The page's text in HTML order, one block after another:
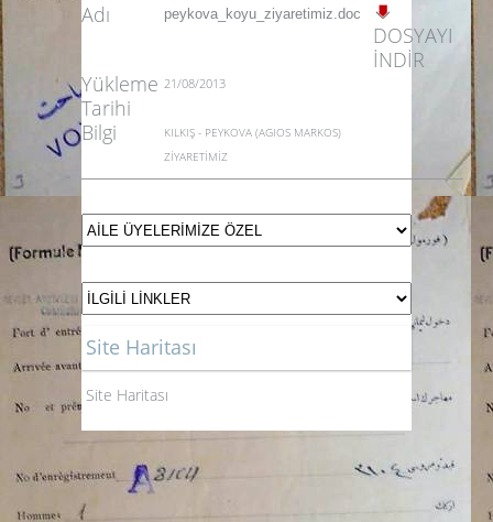
Adı peykova_koyu_ziyaretimiz.doc
DOSYAYI
İNDİR
Yükleme
Tarihi
21/08/2013
Bilgi
KILKIŞ - PEYKOVA (AGIOS MARKOS)
ZİYARETİMİZ
Site Haritası
Site Haritası